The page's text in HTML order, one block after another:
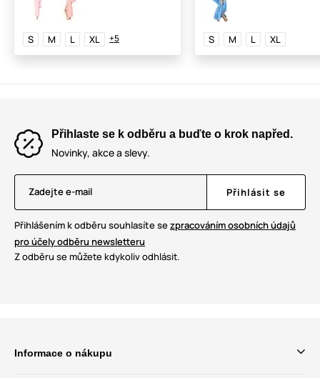
S M L XL +5 S M L XL
Přihlaste se k odběru a buďte o krok napřed.
Novinky, akce a slevy.
Zadejte e-mail Přihlásit se
Přihlášením k odběru souhlasíte sezpracováním osobních údajů
pro účely odběru newsletteru
Z odběru se můžete kdykoliv odhlásit.
Informace o nákupu